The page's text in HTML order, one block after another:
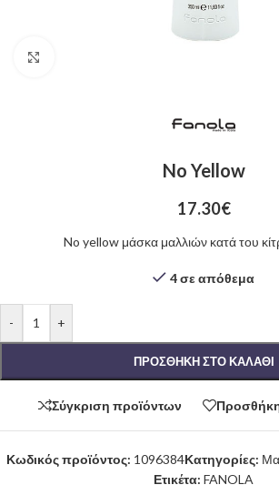
No Yellow
17.30€
No yellow μάσκα μαλλιών κατά του
4 σε απόθεμα
- +
ΠΡΟΣΘΉΚΗ ΣΤΟ ΚΑΛΆΘΙ
Σύγκριση προϊόντων
Κωδικός προϊόντος: 1096384Κατηγορίες:
Ετικέτα: FANOLA